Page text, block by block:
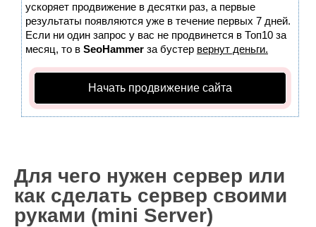
ускоряет продвижение в десятки раз, а первые
результаты появляются уже в течение первых 7 дней.
Если ни один запрос у вас не продвинется в Топ10 за
месяц, то в SeoHammer за бустер вернут деньги.
Начать продвижение сайта
Общее
FAQ
Программы
Оборудование
Операционные системы
Из жизни mini Server
В интернете
Разное
Для чего нужен сервер или
как сделать сервер своими
руками (mini Server)